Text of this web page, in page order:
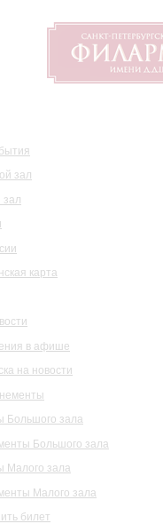
зал
карта
в афише
на новости
Большого зала
Большого зала
Малого зала
Малого зала
билет